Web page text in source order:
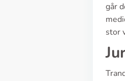
går
stor